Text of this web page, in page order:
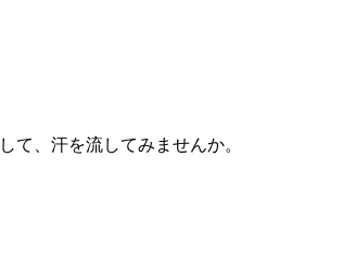
て、汗を流してみませんか。